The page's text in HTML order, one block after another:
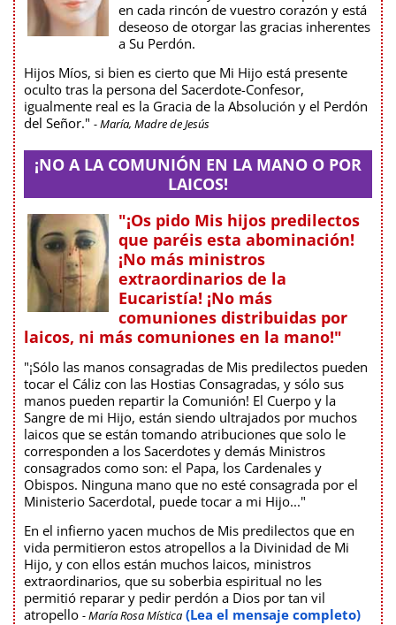
en cada rincón de vuestro corazón y está
deseoso de otorgar las gracias inherentes
a Su Perdón.
Hijos Míos, si bien es cierto que Mi Hijo está presente
oculto tras la persona del Sacerdote-Confesor,
igualmente real es la Gracia de la Absolución y el Perdón
del Señor." - María, Madre de Jesús
¡NO A LA COMUNIÓN EN LA MANO O POR
LAICOS!
"¡Os pido Mis hijos predilectos
que paréis esta abominación!
¡No más ministros
extraordinarios de la
Eucaristía! ¡No más
comuniones distribuidas por
laicos, ni más comuniones en la mano!"
"¡Sólo las manos consagradas de Mis predilectos pueden
tocar el Cáliz con las Hostias Consagradas, y sólo sus
manos pueden repartir la Comunión! El Cuerpo y la
Sangre de mi Hijo, están siendo ultrajados por muchos
laicos que se están tomando atribuciones que solo le
corresponden a los Sacerdotes y demás Ministros
consagrados como son: el Papa, los Cardenales y
Obispos. Ninguna mano que no esté consagrada por el
Ministerio Sacerdotal, puede tocar a mi Hijo..."
En el infierno yacen muchos de Mis predilectos que en
vida permitieron estos atropellos a la Divinidad de Mi
Hijo, y con ellos están muchos laicos, ministros
extraordinarios, que su soberbia espiritual no les
permitió reparar y pedir perdón a Dios por tan vil
atropello - María Rosa Mística (Lea el mensaje completo)